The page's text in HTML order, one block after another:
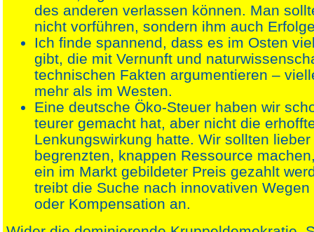
des anderen verlassen können. Man
nicht vorführen, sondern ihm auch
Ich finde spannend, dass es im Osten
gibt, die mit Vernunft und
technischen Fakten argumentieren –
mehr als im Westen.
Eine deutsche Öko-Steuer haben wir
teurer gemacht hat, aber nicht die
Lenkungswirkung hatte. Wir sollten
begrenzten, knappen Ressource
ein im Markt gebildeter Preis gezahlt
treibt die Suche nach innovativen
oder Kompensation an.